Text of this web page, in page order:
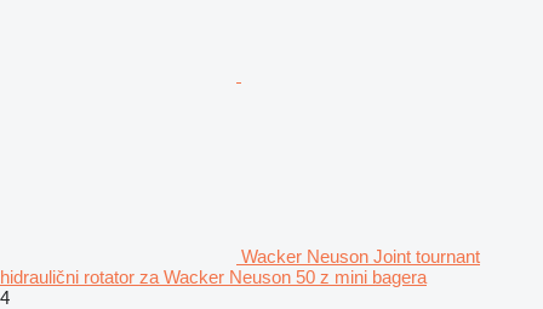
Wacker Neuson Joint tournant
hidraulični rotator za Wacker Neuson 50 z mini bagera
4